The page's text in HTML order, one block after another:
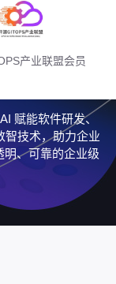
产业联盟会员
赋能软件研发、
智技术，助力企业
明、可靠的企业级